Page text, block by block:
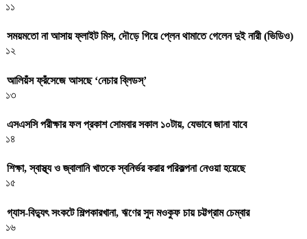
১১
সময়মতো না আসায় ফ্লাইট মিস, দৌড়ে গিয়ে প্লেন থামাতে গেলেন দুই নারী (ভিডিও)
১২
আলিয়ঁস ফ্রঁসেজে আসছে ‘নেচার ব্লিডস্’
১৩
এসএসসি পরীক্ষার ফল প্রকাশ সোমবার সকাল ১০টায়, যেভাবে জানা যাবে
১৪
শিক্ষা, স্বাস্থ্য ও জ্বালানি খাতকে স্বনির্ভর করার পরিকল্পনা নেওয়া হয়েছে
১৫
গ্যাস-বিদ্যুৎ সংকটে শিল্পকারখানা, ঋণের সুদ মওকুফ চায় চট্টগ্রাম চেম্বার
১৬